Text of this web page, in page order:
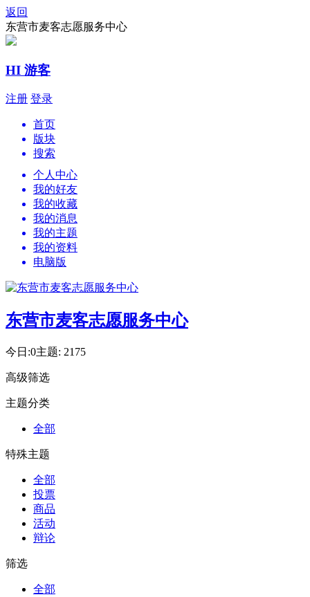
返回
东营市麦客志愿服务中心
HI 游客
注册 登录
首页
版块
搜索
个人中心
我的好友
我的收藏
我的消息
我的主题
我的资料
电脑版
东营市麦客志愿服务中心
今日:0主题: 2175
高级筛选
主题分类
全部
特殊主题
全部
投票
商品
活动
辩论
筛选
全部